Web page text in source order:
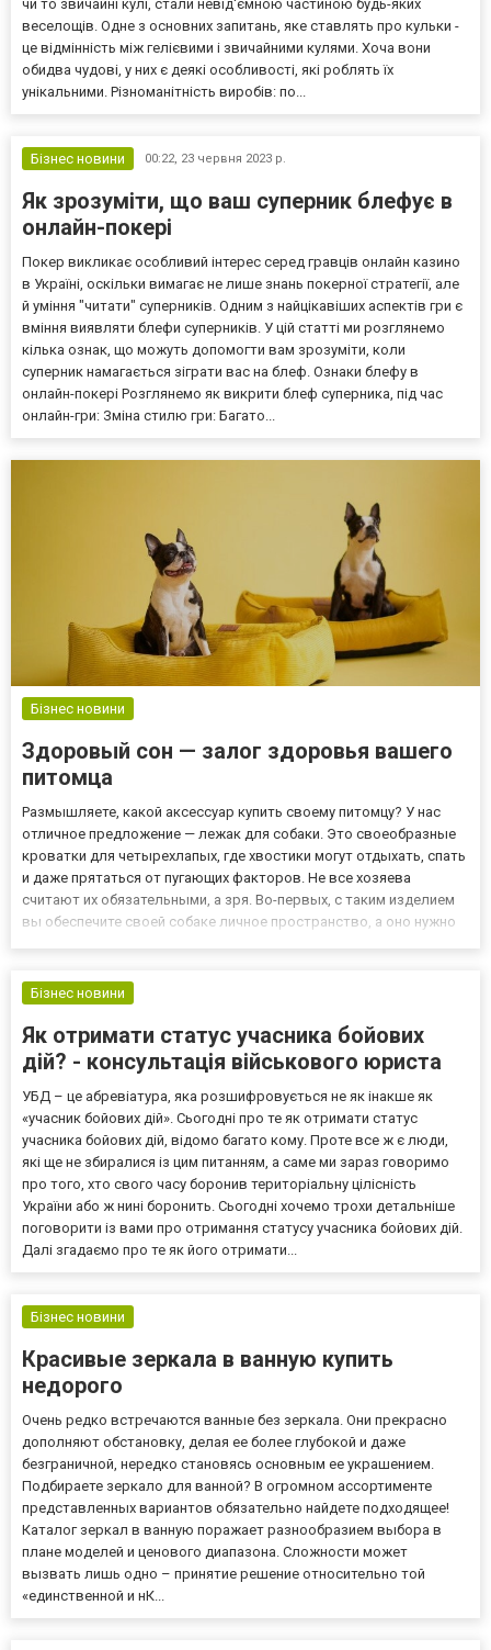
чи то звичайні кулі, стали невід'ємною частиною будь-яких
веселощів. Одне з основних запитань, яке ставлять про кульки -
це відмінність між гелієвими і звичайними кулями. Хоча вони
обидва чудові, у них є деякі особливості, які роблять їх
унікальними. Різноманітність виробів: по...
Бізнес новини 00:22, 23 червня 2023 р.
Як зрозуміти, що ваш суперник блефує в
онлайн-покері
Покер викликає особливий інтерес серед гравців онлайн казино
в Україні, оскільки вимагає не лише знань покерної стратегії, але
й уміння "читати" суперників. Одним з найцікавіших аспектів гри є
вміння виявляти блефи суперників. У цій статті ми розглянемо
кілька ознак, що можуть допомогти вам зрозуміти, коли
суперник намагається зіграти вас на блеф. Ознаки блефу в
онлайн-покері Розглянемо як викрити блеф суперника, під час
онлайн-гри: Зміна стилю гри: Багато...
Бізнес новини
Здоровый сон — залог здоровья вашего
питомца
Размышляете, какой аксессуар купить своему питомцу? У нас
отличное предложение — лежак для собаки. Это своеобразные
кроватки для четырехлапых, где хвостики могут отдыхать, спать
и даже прятаться от пугающих факторов. Не все хозяева
считают их обязательными, а зря. Во-первых, с таким изделием
вы обеспечите своей собаке личное пространство, а оно нужно
Бізнес новини
Як отримати статус учасника бойових
дій? - консультація військового юриста
УБД – це абревіатура, яка розшифровується не як інакше як
«учасник бойових дій». Сьогодні про те як отримати статус
учасника бойових дій, відомо багато кому. Проте все ж є люди,
які ще не збиралися із цим питанням, а саме ми зараз говоримо
про того, хто свого часу боронив територіальну цілісність
України або ж нині боронить. Сьогодні хочемо трохи детальніше
поговорити із вами про отримання статусу учасника бойових дій.
Далі згадаємо про те як його отримати...
Бізнес новини
Красивые зеркала в ванную купить
недорого
Очень редко встречаются ванные без зеркала. Они прекрасно
дополняют обстановку, делая ее более глубокой и даже
безграничной, нередко становясь основным ее украшением.
Подбираете зеркало для ванной? В огромном ассортименте
представленных вариантов обязательно найдете подходящее!
Каталог зеркал в ванную поражает разнообразием выбора в
плане моделей и ценового диапазона. Сложности может
вызвать лишь одно – принятие решение относительно той
«единственной‎ и нК...